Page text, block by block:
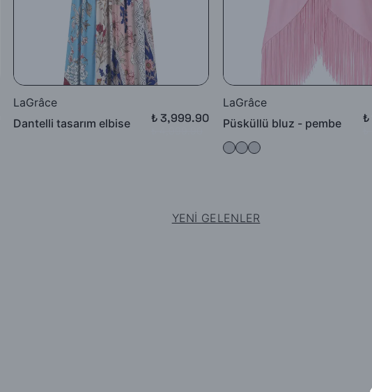
LaGrâce
Dantelli tasarım elbise
₺ 3,999.90
LaGrâce
Püsküllü bluz - pembe
₺
YENİ GELENLER